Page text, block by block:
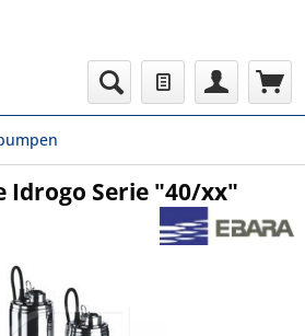
Idrogo Serie "40/xx"